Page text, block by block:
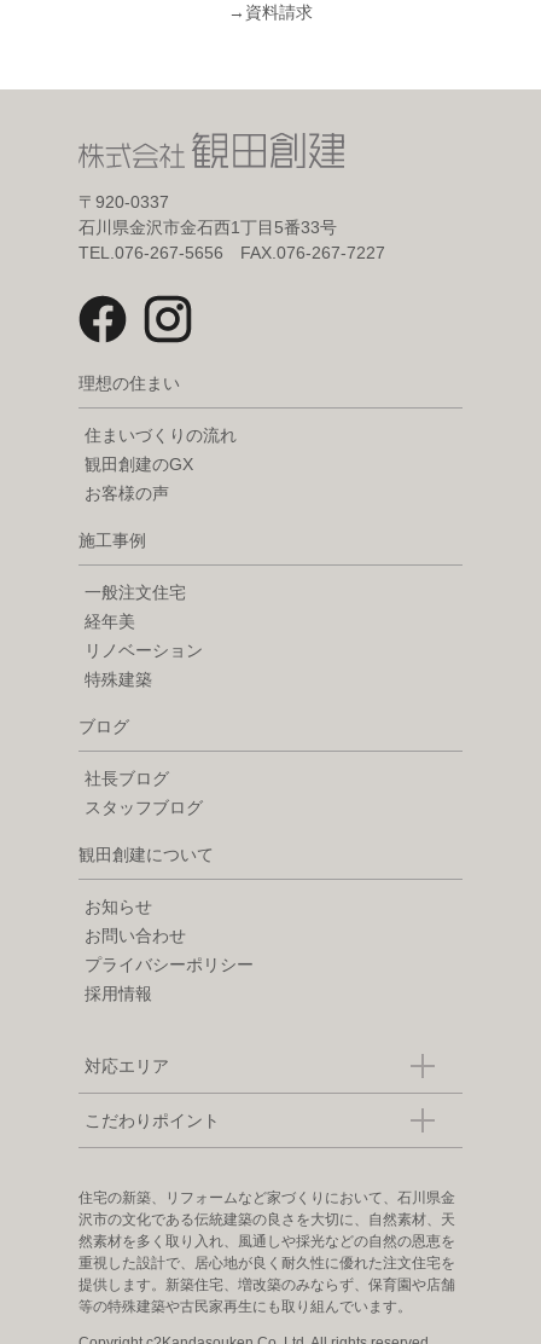
→ 資料請求
〒920-0337
石川県金沢市金石西1丁目5番33号
TEL.076-267-5656 FAX.076-267-7227
理想の住まい
住まいづくりの流れ
観田創建のGX
お客様の声
施工事例
一般注文住宅
経年美
リノベーション
特殊建築
ブログ
社長ブログ
スタッフブログ
観田創建について
お知らせ
お問い合わせ
プライバシーポリシー
採用情報
対応エリア
こだわりポイント
住宅の新築、リフォームなど家づくりにおいて、石川県金
沢市の文化である伝統建築の良さを大切に、自然素材、天
然素材を多く取り入れ、風通しや採光などの自然の恩恵を
重視した設計で、居心地が良く耐久性に優れた注文住宅を
提供します。新築住宅、増改築のみならず、保育園や店舗
等の特殊建築や古民家再生にも取り組んでいます。